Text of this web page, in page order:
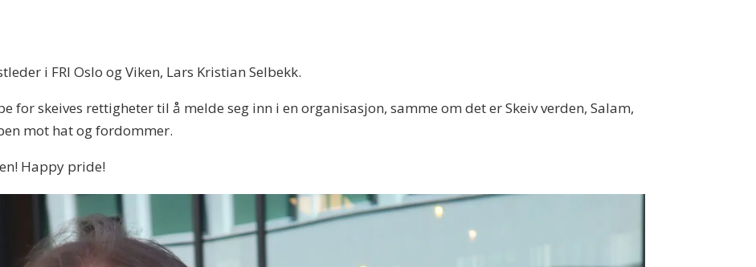
i FRI Oslo og Viken, Lars Kristian Selbekk.
for skeives rettigheter til å melde seg inn i en organisasjon, samme om det er Skeiv verden, Salam,
mot hat og fordommer.
Happy pride!